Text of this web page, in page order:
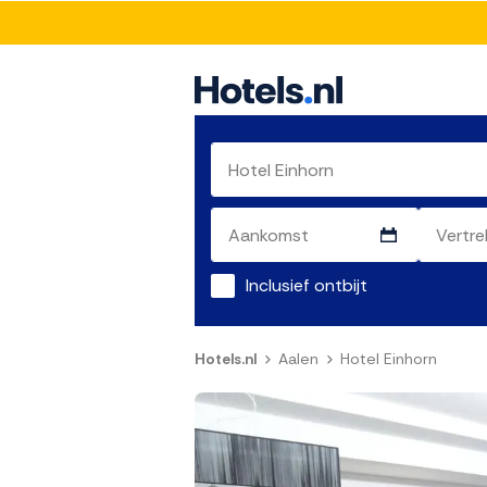
Inclusief ontbijt
Hotels.nl Aalen Hotel Einhorn